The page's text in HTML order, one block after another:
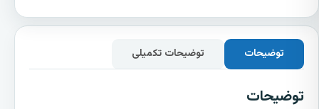
توضیحات توضیحات تکمیلی
توضیحات